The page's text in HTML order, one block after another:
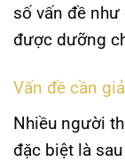
số vấn đề
được dưỡng
Vấn đề cần
Nhiều người
đặc biệt là